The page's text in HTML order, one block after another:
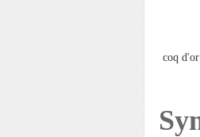
coq